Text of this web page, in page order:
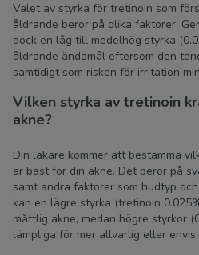
Valet av styrka för tretinoin som
åldrande beror på olika faktorer.
dock en låg till medelhög styrka
åldrande ändamål eftersom den
samtidigt som risken för irritation
Vilken styrka av tretinoin
akne?
Din läkare kommer att bestämma
är bäst för din akne. Det beror på
samt andra faktorer som hudtyp
kan en lägre styrka (tretinoin
måttlig akne, medan högre styrkor
lämpliga för mer allvarlig eller envis